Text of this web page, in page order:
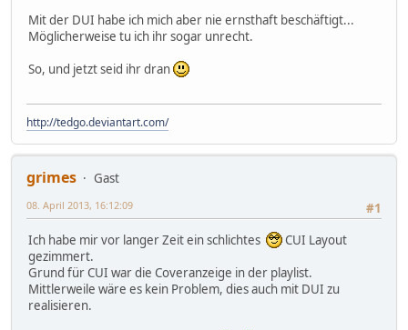
Mit der DUI habe ich mich aber nie ernsthaft beschäftigt...
Möglicherweise tu ich ihr sogar unrecht.
So, und jetzt seid ihr dran
http://tedgo.deviantart.com/
grimes
Gast
#1
08. April 2013, 16:12:09
Ich habe mir vor langer Zeit ein schlichtes
CUI Layout
gezimmert.
Grund für CUI war die Coveranzeige in der playlist.
Mittlerweile wäre es kein Problem, dies auch mit DUI zu
realisieren.